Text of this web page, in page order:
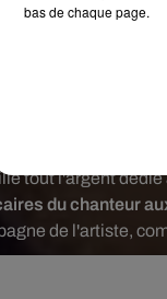
entente semble
après que
par le biais de
enfants
Raquel
et d'assurance
tout l'argent
du chanteur
de l'artiste,
bas de chaque page.